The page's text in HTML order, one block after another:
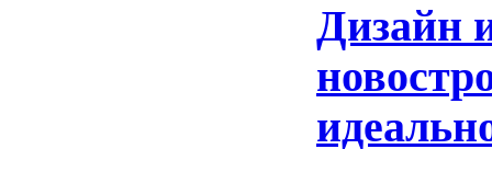
Дизайн